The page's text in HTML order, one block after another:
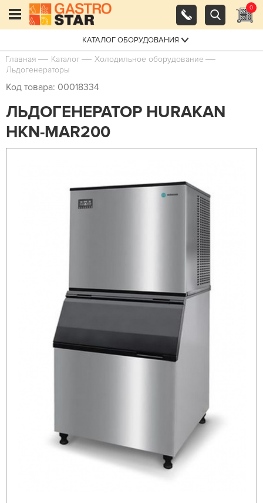
0
КАТАЛОГ ОБОРУДОВАНИЯ
Главная Каталог
Холодильное оборудование
Льдогенераторы
Код товара: 00018334
ЛЬДОГЕНЕРАТОР HURAKAN
HKN-MAR200